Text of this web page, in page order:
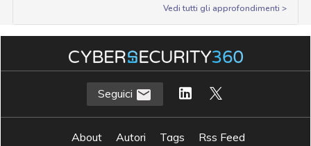
Vedi tutti gli approfondimenti >
Seguici
About Autori Tags
Rss Feed